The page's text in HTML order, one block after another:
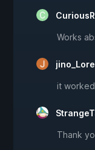
Works
jino_Lore
it
Thank